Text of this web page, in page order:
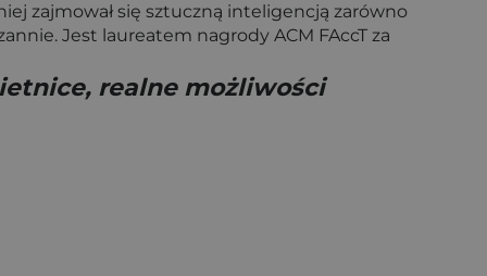
zajmował się sztuczną inteligencją zarówno
Jest laureatem nagrody ACM FAccT za
realne możliwości